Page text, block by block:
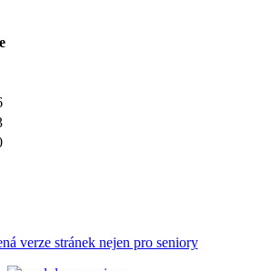
verze stránek nejen pro seniory